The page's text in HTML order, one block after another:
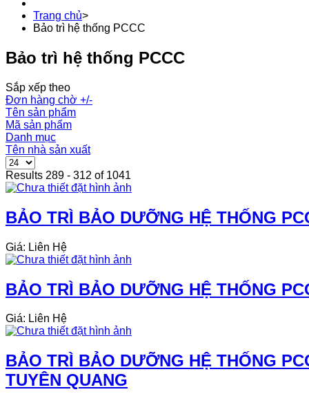
Trang chủ>
Bảo trì hệ thống PCCC
Bảo trì hệ thống PCCC
Sắp xếp theo
Đơn hàng chờ +/-
Tên sản phẩm
Mã sản phẩm
Danh mục
Tên nhà sản xuất
Results 289 - 312 of 1041
BẢO TRÌ BẢO DƯỠNG HỆ THỐNG
Giá: Liên Hệ
BẢO TRÌ BẢO DƯỠNG HỆ THỐNG
Giá: Liên Hệ
BẢO TRÌ BẢO DƯỠNG HỆ THỐNG
TUYÊN QUANG